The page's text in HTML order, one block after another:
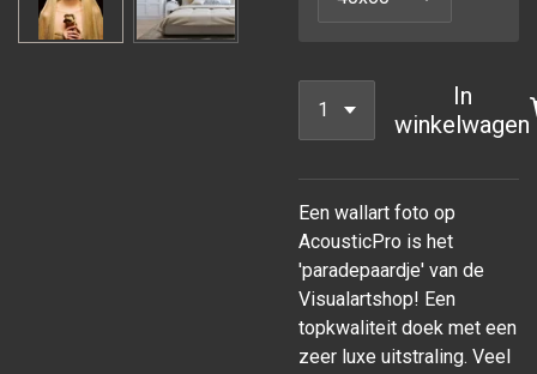
In
winkelwagen
Een wallart foto op
AcousticPro is het
'paradepaardje' van de
Visualartshop! Een
topkwaliteit doek met een
zeer luxe uitstraling. Veel